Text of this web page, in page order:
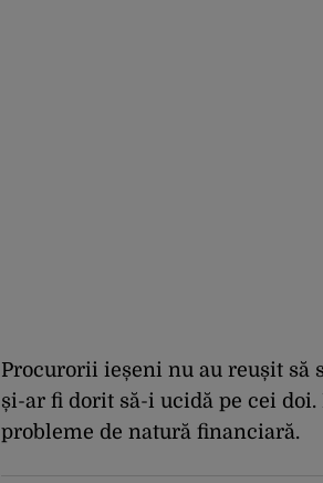
Procurorii ieșeni nu au reușit să
și-ar fi dorit să-i ucidă pe cei
probleme de natură financiară.